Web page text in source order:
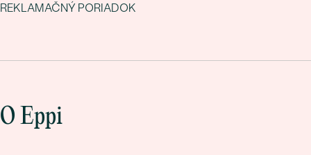
REKLAMAČNÝ PORIADOK
O Eppi